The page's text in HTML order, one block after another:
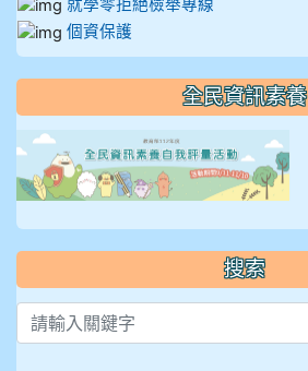
就學零拒絕檢舉專線
個資保護
全民資訊素養
搜索